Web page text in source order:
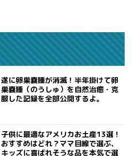
遂に卵巣嚢腫が消滅！半年掛けて卵
巣嚢腫（のうしゅ）を自然治癒・克
服した記録を全部公開するよ。
子供に最適なアメリカお土産13選！
おすすめはどれ？ママ目線で選ぶ、
キッズに喜ばれそうな品を本気で選